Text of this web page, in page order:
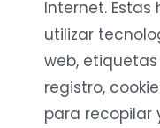
Internet.
utilizar
web,
registro,
para recopilar